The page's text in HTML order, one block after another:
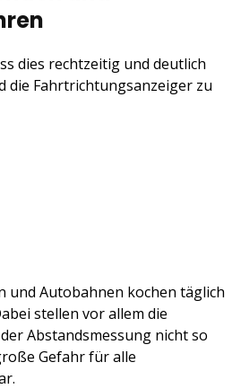
dies rechtzeitig und deutlich
die Fahrtrichtungsanzeiger zu
und Autobahnen kochen täglich
stellen vor allem die
Abstandsmessung nicht so
Gefahr für alle